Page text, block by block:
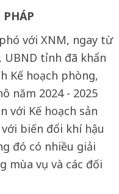
với XNM, ngay từ
UBND tỉnh đã khẩn
Kế hoạch phòng,
năm 2024 - 2025
với Kế hoạch sản
biến đổi khí hậu
đó có nhiều giải
mùa vụ và các đối